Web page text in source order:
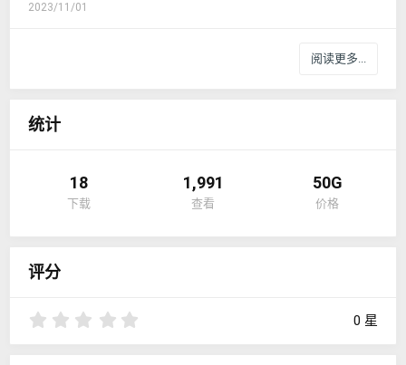
2023/11/01
阅读更多...
统计
18
下载
1,991
查看
50G
价格
评分
0 星